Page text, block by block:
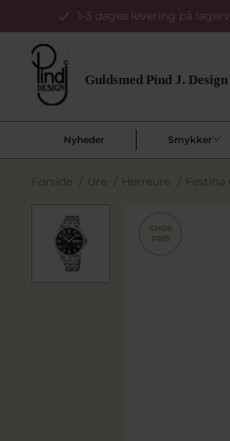
1-3 dages levering på
Nyheder Smykker
Forside / Ure / Herreure / Festina
CHOK
PRIS